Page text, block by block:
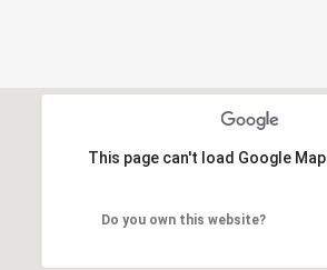
This page can't load Google
Do you own this website?